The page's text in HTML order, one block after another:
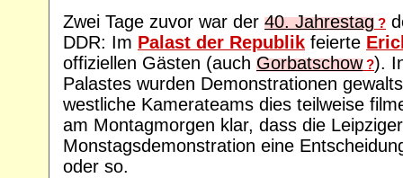
Zwei Tage zuvor war der 40. Jahrestag ?
DDR: Im Palast der Republik feierte
offiziellen Gästen (auch Gorbatschow?).
Palastes wurden Demonstrationen
westliche Kamerateams dies teilweise
am Montagmorgen klar, dass die Leipziger
Monstagsdemonstration eine
oder so.